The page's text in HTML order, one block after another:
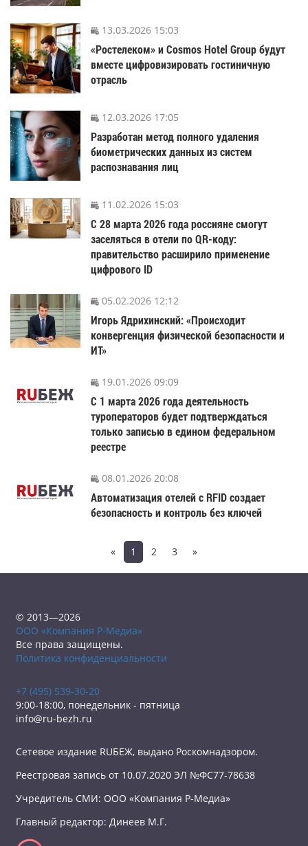
13.03.2026 15:03
«Ростелеком» и Cosmos Hotel Group будут
вместе цифровизировать гостиничную
отрасль
12.03.2026 17:05
Разработан метод полного удаления
биометрических данных из систем
распознавания лиц
11.02.2026 15:03
С 28 марта 2026 года россияне смогут
заселяться в отели по QR-коду:
правительство расширило применение
цифрового ID
05.02.2026 12:12
Игорь Ядрихинский: «Происходит
конвергенция физической безопасности и
ИТ»
19.01.2026 09:09
С 1 марта 2026 года деятельность
туроператоров будет подтверждаться
только записью в едином федеральном
реестре
08.01.2026 20:08
Автоматизация отелей с RFID создает
безопасность и контроль без ключей
« 1 2 3 »
© 2013—2026
ООО «Компания Р-Медиа»
Все права защищены.
Политика конфиденциальности
+7 (495) 539-30-20
9:00-18:00, понедельник - пятница
info@ru-bezh.ru
Сетевое издание RUБЕЖ, выдано Роскомнадзором.
Реестровая запись от 10.07.2020 ЭЛ №ФС77-78638
Учредитель СМИ: ООО «Компания Р-Медиа»
Главный редактор: Динеев М.Г.